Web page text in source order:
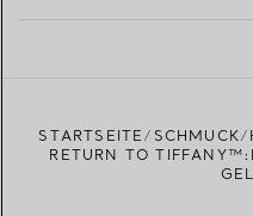
STARTSEITE SCHMUCK
RETURN TO